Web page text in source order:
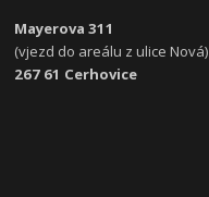
Mayerova 311
(vjezd do areálu z ulice Nová)
267 61 Cerhovice